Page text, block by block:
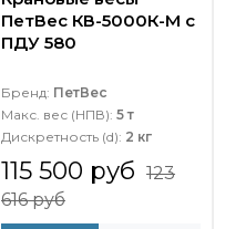
ПетВес КВ-5000К-М с
ПДУ 580
Бренд: ПетВес
Макс. вес (НПВ): 5 т
Дискретность (d): 2 кг
115 500 руб 123
616 руб